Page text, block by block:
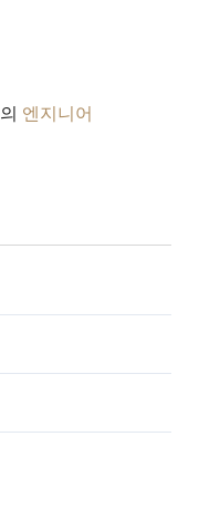
의 엔지니어